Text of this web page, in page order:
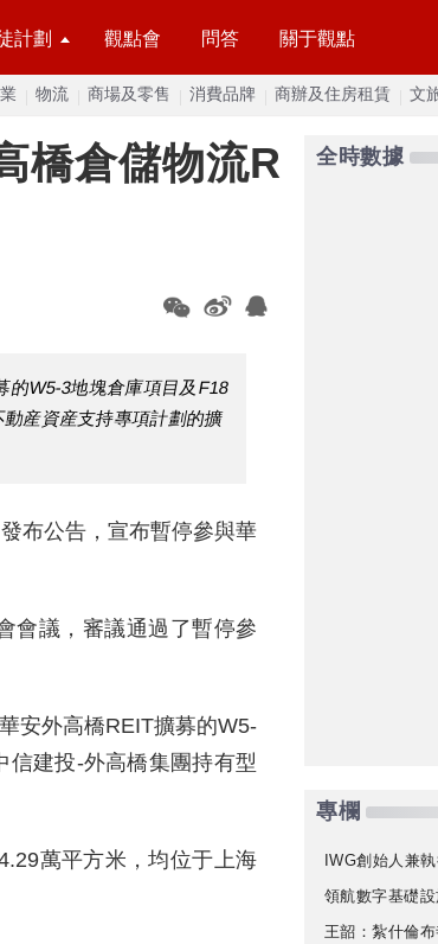
計劃 觀點會 問答 關于觀點
物流 商場及零售 消費品牌 商辦及住房租賃 文
橋倉儲物流R
的W5-3地塊倉庫項目及F18
産資産支持專項計劃的擴
布公告，宣布暫停參與華
會議，審議通過了暫停參
安外高橋REIT擴募的W5-
信建投-外高橋集團持有型
萬平方米，均位于上海
全時數據
專欄
IWG創始人兼
領航數字基礎
王韶：紮什倫